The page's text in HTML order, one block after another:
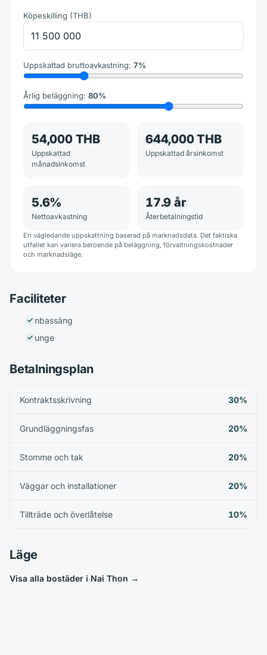
Köpeskilling (THB)
Uppskattad bruttoavkastning: 7%
Årlig beläggning: 80%
54,000 THB
Uppskattad
månadsinkomst
644,000 THB
Uppskattad årsinkomst
5.6%
Nettoavkastning
17.9 år
Återbetalningstid
En vägledande uppskattning baserad på marknadsdata. Det faktiska
utfallet kan variera beroende på beläggning, förvaltningskostnader
och marknadsläge.
Faciliteter
Simbassäng
Lounge
Betalningsplan
Kontraktsskrivning 30%
Grundläggningsfas 20%
Stomme och tak 20%
Väggar och installationer 20%
Tillträde och överlåtelse 10%
Läge
Visa alla bostäder i Nai Thon →